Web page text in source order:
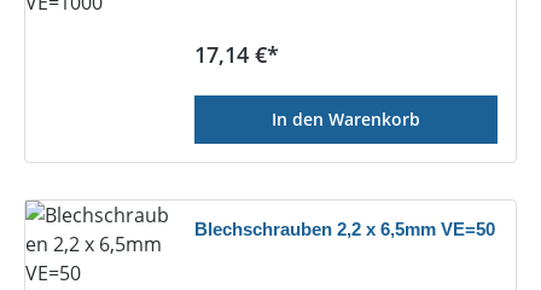
Regulärer Preis:
17,14 €*
In den Warenkorb
Blechschrauben 2,2 x 6,5mm VE=50